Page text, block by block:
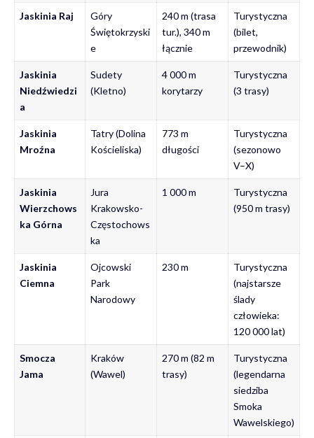
Jaskinia Raj
Góry
Świętokrzyski
e
240 m (trasa
tur.), 340 m
łącznie
Turystyczna
(bilet,
przewodnik)
Jaskinia
Niedźwiedzi
a
Sudety
(Kletno)
4 000 m
korytarzy
Turystyczna
(3 trasy)
Jaskinia
Mroźna
Tatry (Dolina
Kościeliska)
773 m
długości
Turystyczna
(sezonowo
V–X)
Jaskinia
Wierzchows
ka Górna
Jura
Krakowsko-
Częstochows
ka
1 000 m
Turystyczna
(950 m trasy)
Jaskinia
Ciemna
Ojcowski
Park
Narodowy
230 m
Turystyczna
(najstarsze
ślady
człowieka:
120 000 lat)
Smocza
Jama
Kraków
(Wawel)
270 m (82 m
trasy)
Turystyczna
(legendarna
siedziba
Smoka
Wawelskiego)